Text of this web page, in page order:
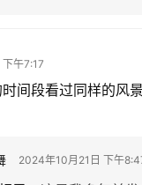
午7:17
间段看过同样的风
2024年10月21日 下午